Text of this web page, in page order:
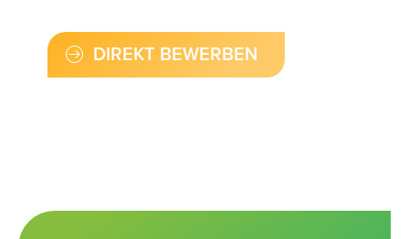
DIREKT BEWERBEN